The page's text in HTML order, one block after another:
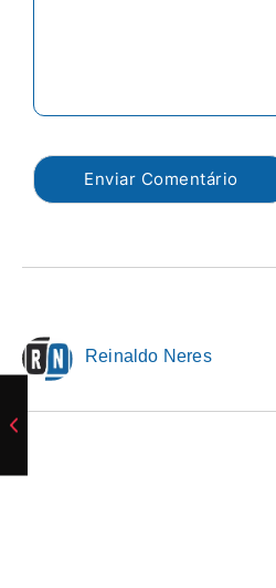
Reinaldo Neres